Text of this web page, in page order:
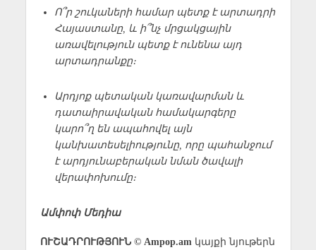
Ո՞ր շուկաների համար պետք է արտադրի
Հայաստանը, և ի՞նչ մրցակցային
առավելություն պետք է ունենա այդ
արտադրանքը։
Արդյոք պետական կառավարման և
դատաիրավական համակարգերը
կարո՞ղ են ապահովել այն
կանխատեսելիությունը, որը պահանջում
է արդյունաբերական նման ծավալի
վերափոխումը։
Ամփոփ Մեդիա
ՈՒՇԱԴՐՈՒԹՅՈՒՆ © Ampop.am կայքի նյութերն